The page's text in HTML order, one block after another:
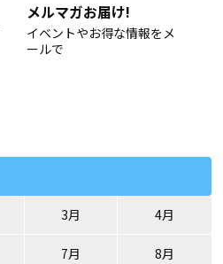
メルマガお届け!
イベントやお得な情報をメ
ールで
3月 4月
7月 8月